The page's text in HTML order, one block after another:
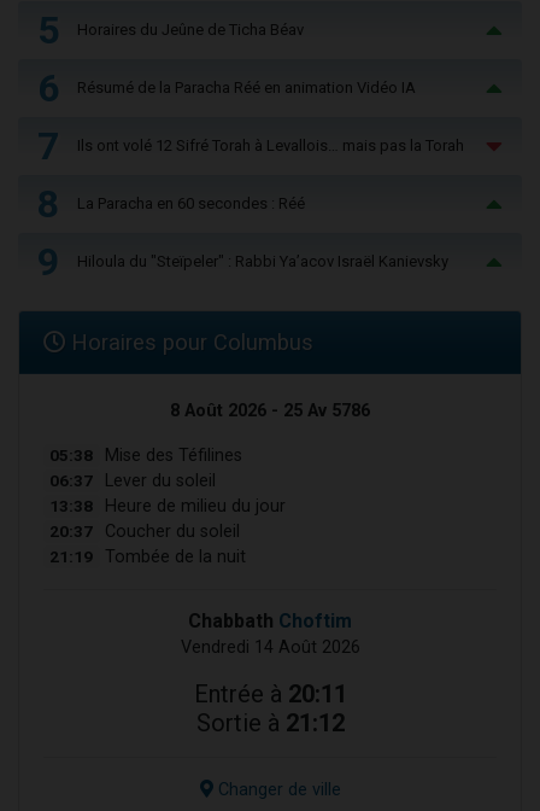
5 Horaires du Jeûne de Ticha Béav
6 Résumé de la Paracha Réé en animation Vidéo IA
7 Ils ont volé 12 Sifré Torah à Levallois… mais pas la Torah
8 La Paracha en 60 secondes : Réé
9 Hiloula du "Steïpeler" : Rabbi Ya’acov Israël Kanievsky
Horaires pour Columbus
8 Août 2026 - 25 Av 5786
05:38 Mise des Téfilines
06:37 Lever du soleil
13:38 Heure de milieu du jour
20:37 Coucher du soleil
21:19 Tombée de la nuit
Chabbath Choftim
Vendredi 14 Août 2026
Entrée à 20:11
Sortie à 21:12
Changer de ville